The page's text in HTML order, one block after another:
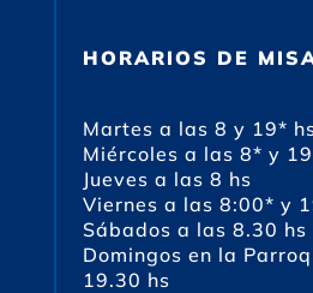
HORARIOS DE
Martes a las 8 y 19*
Miércoles a las 8* y
Jueves a las 8 hs
Viernes a las 8:00* y
Sábados a las 8.30 hs
Domingos en la
19.30 hs